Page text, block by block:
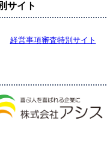
サイト
経営事項審査特別サイト